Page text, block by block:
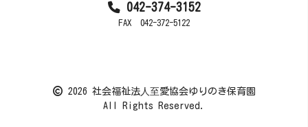
042-374-3152
FAX 042-372-5122
2026 社会福祉法⼈⾄愛協会ゆりのき保育園
All Rights Reserved.